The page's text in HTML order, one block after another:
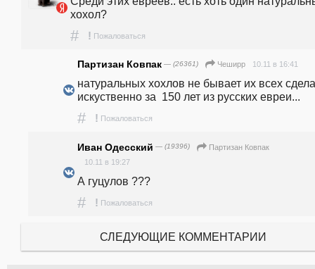
хохол?
# ! Пожаловаться
Партизан Ковпак — (26361) Чеширр 10.11 в 16:41
натуральных хохлов не бывает их всех
искуственно за  150 лет из русских евреи...
# ! Пожаловаться
Иван Одесский — (19396)
Партизан Ковпак
10.11 в 19:27
А гуцулов ???
# ! Пожаловаться
СЛЕДУЮЩИЕ КОММЕНТАРИИ